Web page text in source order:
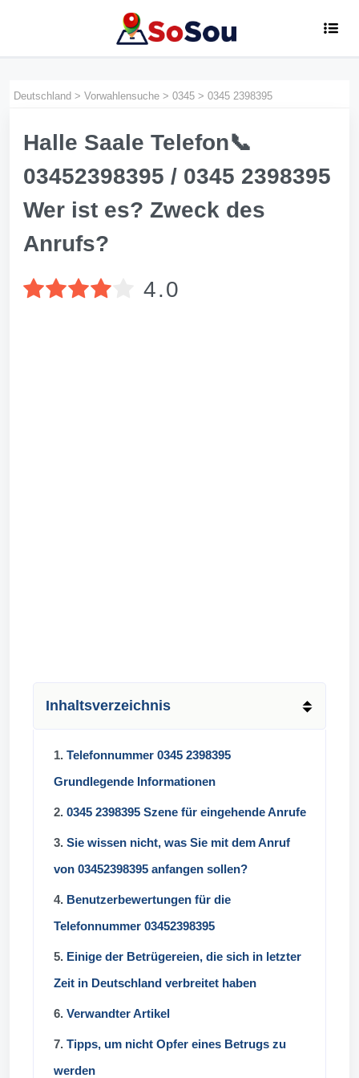
Deutschland > Vorwahlensuche > 0345 > 0345 2398395
Halle Saale Telefon📞
03452398395 / 0345 2398395
Wer ist es? Zweck des
Anrufs?
4.0
Inhaltsverzeichnis
1. Telefonnummer 0345 2398395
Grundlegende Informationen
2. 0345 2398395 Szene für eingehende Anrufe
3. Sie wissen nicht, was Sie mit dem Anruf
von 03452398395 anfangen sollen?
4. Benutzerbewertungen für die
Telefonnummer 03452398395
5. Einige der Betrügereien, die sich in letzter
Zeit in Deutschland verbreitet haben
6. Verwandter Artikel
7. Tipps, um nicht Opfer eines Betrugs zu
werden